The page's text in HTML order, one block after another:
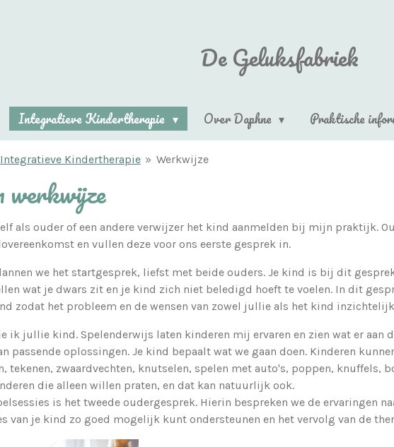
De Geluksfabriek
Integratieve Kindertherapie Over Daphne Praktische
Integratieve Kindertherapie » Werkwijze
als ouder of een andere verwijzer het kind aanmelden bij mijn praktijk.
en vullen deze voor ons eerste gesprek in.
we het startgesprek, liefst met beide ouders. Je kind is bij dit
wat je dwars zit en je kind zich niet beledigd hoeft te voelen. In dit
zodat het probleem en de wensen van zowel jullie als het kind
ik jullie kind. Spelenderwijs laten kinderen mij ervaren en zien wat er aan
passende oplossingen. Je kind bepaalt wat we gaan doen. Kinderen
tekenen, zwaardvechten, knutselen, spelen met auto's, poppen, knuffels,
die alleen willen praten, en dat kan natuurlijk ook.
is het tweede oudergesprek. Hierin bespreken we de ervaringen
van je kind zo goed mogelijk kunt ondersteunen en het vervolg van de